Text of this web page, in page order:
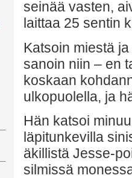
seinää vasten,
laittaa 25 sentin
Katsoin miestä
sanoin niin – en
koskaan
ulkopuolella, ja
Hän katsoi
läpitunkevilla
äkillistä Jesse-
silmissä